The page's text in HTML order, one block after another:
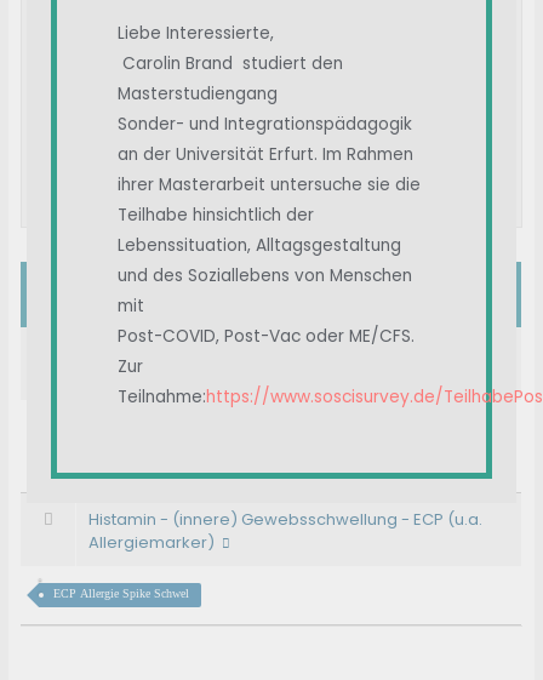
Beitragstitel
Tropfen (+ Famotidin)
Histamin - (innere) Gewebsschwellung - ECP (u.a.
Allergiemarker)
ECP Allergie Spike Schwel
Liebe Interessierte,
Carolin Brand studiert den
Masterstudiengang
Sonder- und Integrationspädagogik
an der Universität Erfurt. Im Rahmen
ihrer Masterarbeit untersuche sie die
Teilhabe hinsichtlich der
Lebenssituation, Alltagsgestaltung
und des Soziallebens von Menschen
mit
Post-COVID, Post-Vac oder ME/CFS.
Zur
Teilnahme:https://www.soscisurvey.de/